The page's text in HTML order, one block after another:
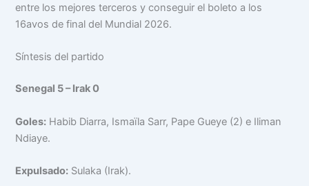
entre los mejores terceros y conseguir el boleto a los
16avos de final del Mundial 2026.
Síntesis del partido
Senegal 5 – Irak 0
Goles: Habib Diarra, Ismaïla Sarr, Pape Gueye (2) e Iliman
Ndiaye.
Expulsado: Sulaka (Irak).